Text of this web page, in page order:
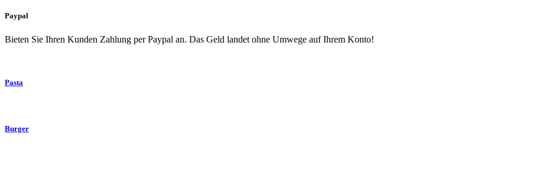
Paypal
Bieten Sie Ihren Kunden Zahlung per Paypal an. Das Geld landet ohne Umwege auf Ihrem Konto!
Pasta
Burger